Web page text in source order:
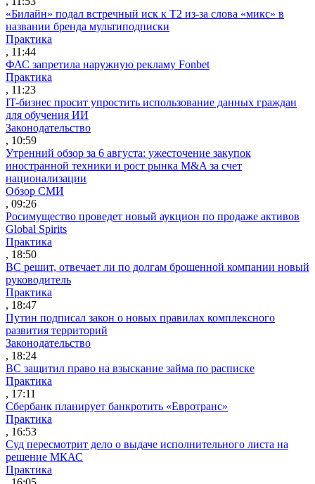
«Билайн» подал встречный иск к Т2 из-за слова «микс» в
названии бренда мультиподписки
Практика
, 11:44
ФАС запретила наружную рекламу Fonbet
Практика
, 11:23
IT-бизнес просит упростить использование данных граждан
для обучения ИИ
Законодательство
, 10:59
Утренний обзор за 6 августа: ужесточение закупок
иностранной техники и рост рынка M&A за счет
национализации
Обзор СМИ
, 09:26
Росимущество проведет новый аукцион по продаже активов
Global Spirits
Практика
, 18:50
ВС решит, отвечает ли по долгам брошенной компании новый
руководитель
Практика
, 18:47
Путин подписал закон о новых правилах комплексного
развития территорий
Законодательство
, 18:24
ВС защитил право на взыскание займа по расписке
Практика
, 17:11
Сбербанк планирует банкротить «Евротранс»
Практика
, 16:53
Суд пересмотрит дело о выдаче исполнительного листа на
решение МКАС
Практика